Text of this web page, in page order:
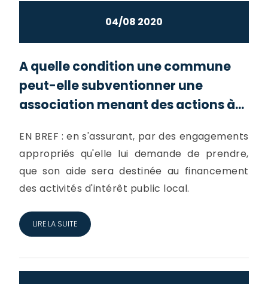
04/08 2020
A quelle condition une commune
peut-elle subventionner une
association menant des actions à...
EN BREF : en s'assurant, par des engagements
appropriés qu'elle lui demande de prendre,
que son aide sera destinée au financement
des activités d'intérêt public local.
LIRE LA SUITE